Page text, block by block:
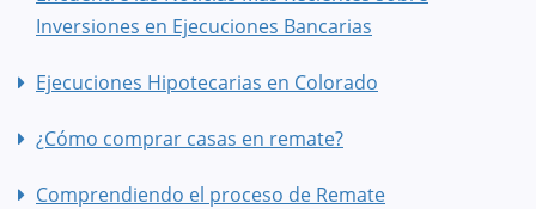
Inversiones en Ejecuciones Bancarias
Ejecuciones Hipotecarias en Colorado
¿Cómo comprar casas en remate?
Comprendiendo el proceso de Remate